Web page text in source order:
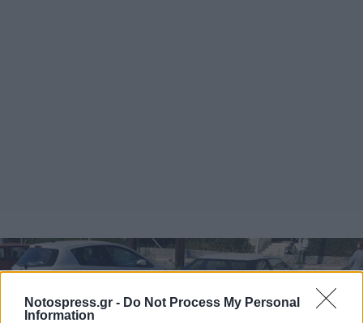
Notospress.gr - Do Not Process My Personal
Information